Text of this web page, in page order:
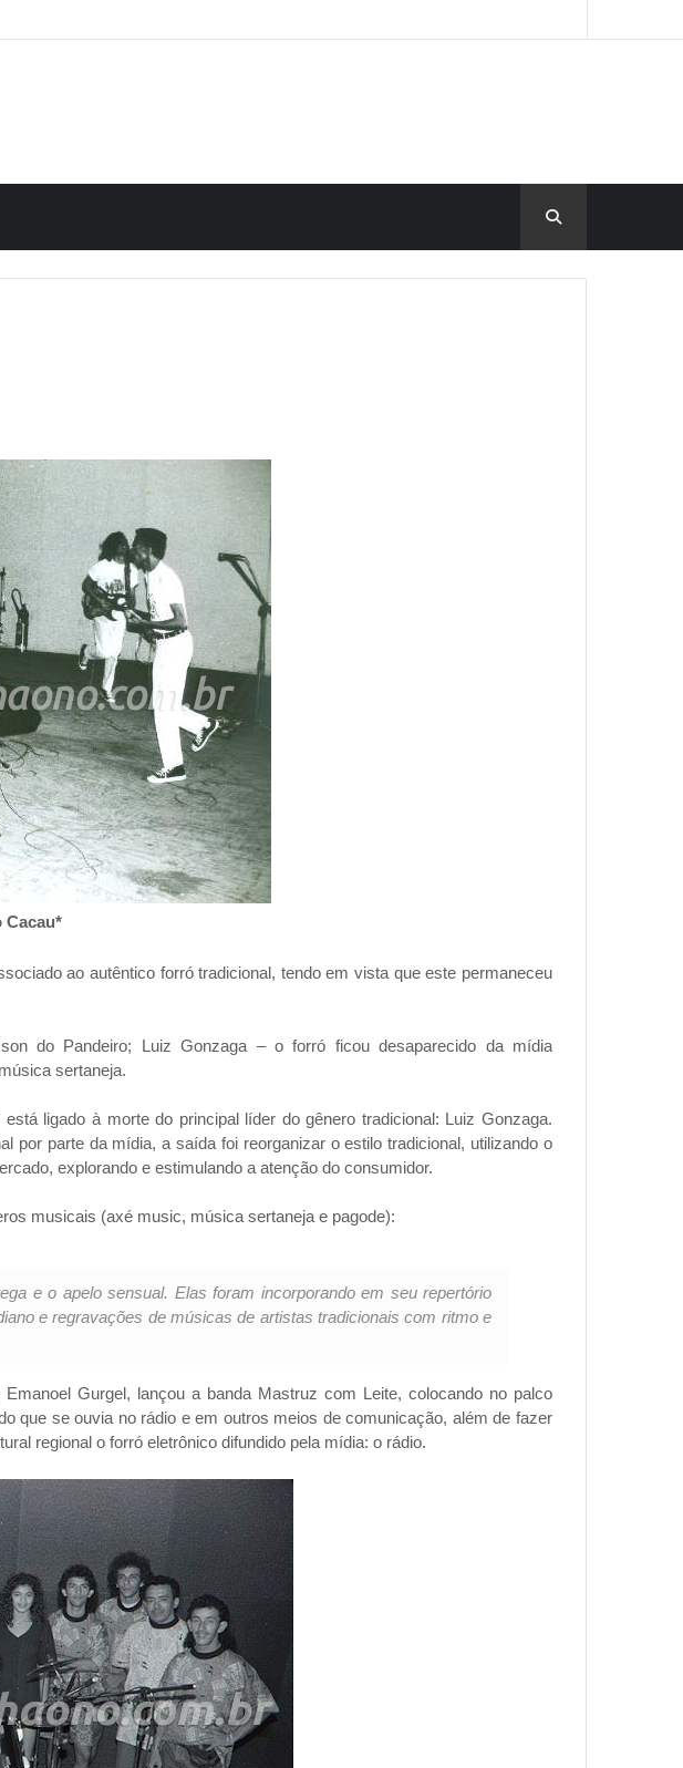
Cacau*
ao autêntico forró tradicional, tendo em vista que este permaneceu
do Pandeiro; Luiz Gonzaga – o forró ficou desaparecido da mídia
sertaneja.
ligado à morte do principal líder do gênero tradicional: Luiz Gonzaga.
por parte da mídia, a saída foi reorganizar o estilo tradicional, utilizando o
explorando e estimulando a atenção do consumidor.
musicais (axé music, música sertaneja e pagode):
e o apelo sensual. Elas foram incorporando em seu repertório
e regravações de músicas de artistas tradicionais com ritmo e
Gurgel, lançou a banda Mastruz com Leite, colocando no palco
que se ouvia no rádio e em outros meios de comunicação, além de fazer
regional o forró eletrônico difundido pela mídia: o rádio.